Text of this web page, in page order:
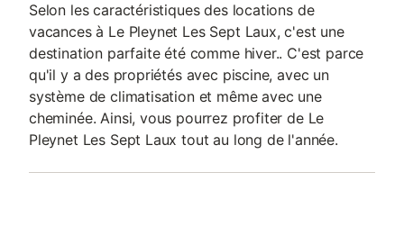
Selon les caractéristiques des locations de
vacances à Le Pleynet Les Sept Laux, c'est une
destination parfaite été comme hiver.. C'est parce
qu'il y a des propriétés avec piscine, avec un
système de climatisation et même avec une
cheminée. Ainsi, vous pourrez profiter de Le
Pleynet Les Sept Laux tout au long de l'année.